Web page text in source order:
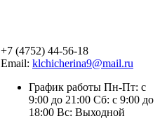
+7 (4752) 44-56-18
Email: klchicherina9@mail.ru
График работы Пн-Пт: с
9:00 до 21:00 Сб: с 9:00 до
18:00 Вс: Выходной